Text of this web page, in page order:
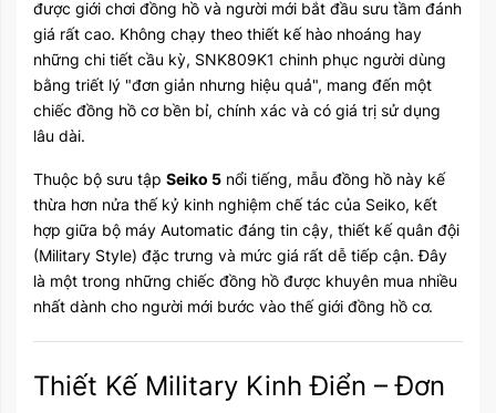
được giới chơi đồng hồ và người mới bắt đầu sưu tầm đánh
giá rất cao. Không chạy theo thiết kế hào nhoáng hay
những chi tiết cầu kỳ, SNK809K1 chinh phục người dùng
bằng triết lý "đơn giản nhưng hiệu quả", mang đến một
chiếc đồng hồ cơ bền bỉ, chính xác và có giá trị sử dụng
lâu dài.
Thuộc bộ sưu tập Seiko 5 nổi tiếng, mẫu đồng hồ này kế
thừa hơn nửa thế kỷ kinh nghiệm chế tác của Seiko, kết
hợp giữa bộ máy Automatic đáng tin cậy, thiết kế quân đội
(Military Style) đặc trưng và mức giá rất dễ tiếp cận. Đây
là một trong những chiếc đồng hồ được khuyên mua nhiều
nhất dành cho người mới bước vào thế giới đồng hồ cơ.
Thiết Kế Military Kinh Điển – Đơn